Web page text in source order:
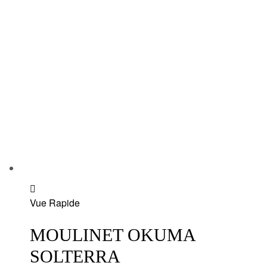
to
Vue Rapide
MOULINET OKUMA
SOLTERRA